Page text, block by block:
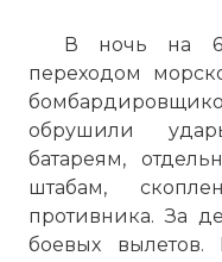
В ночь на 6
переходом
обрушили
батареям,
штабам,
противника. За
боевых вылетов.